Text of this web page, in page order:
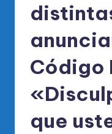
M
Código
que